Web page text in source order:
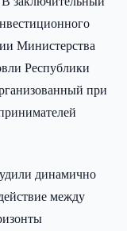
Министерства
Республики
при
динамично
между